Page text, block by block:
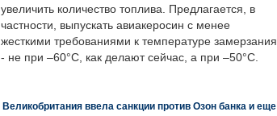
увеличить количество топлива. Предлагается, в
частности, выпускать авиакеросин с менее
жесткими требованиями к температуре замерзания
- не при –60°C, как делают сейчас, а при –50°C.
Великобритания ввела санкции против Озон банка и еще